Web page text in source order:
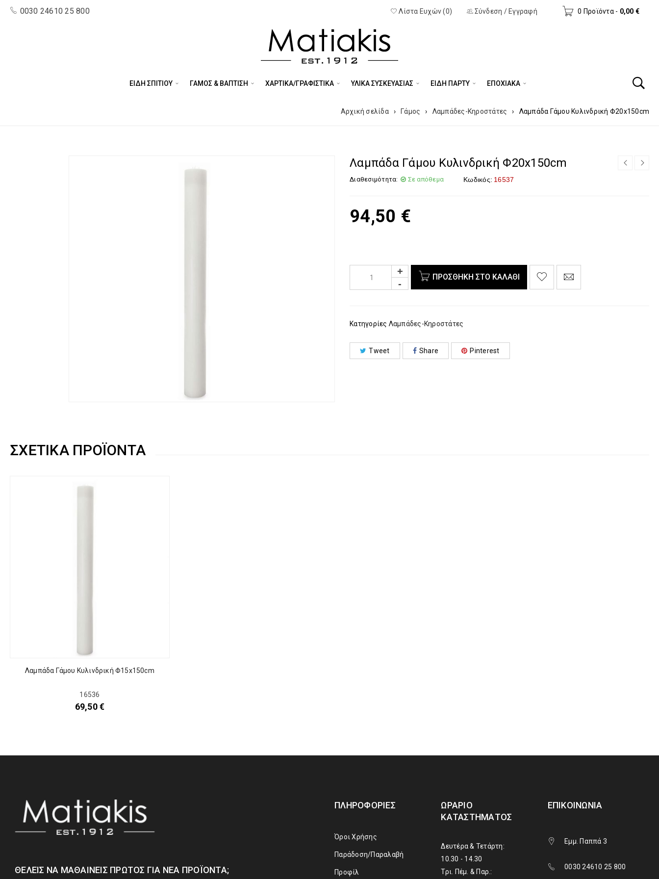
0030 24610 25 800 0 Προϊόντα - 0,00 €
Σύνδεση / Εγγραφή
Λίστα Ευχών (0)
ΕΙΔΗ ΣΠΙΤΙΟΥ ΓΑΜΟΣ & ΒΑΠΤΙΣΗ ΧΑΡΤΙΚΑ/ΓΡΑΦΙΣΤΙΚΑ ΥΛΙΚΑ ΣΥΣΚΕΥΑΣΙΑΣ ΕΊΔΗ ΠΆΡΤΥ ΕΠΟΧΙΑΚΑ
Αρχική σελίδα › Γάμος › Λαμπάδες-Κηροστάτες › Λαμπάδα Γάμου Κυλινδρική Φ20x150cm
Λαμπάδα Γάμου Κυλινδρική Φ20x150cm
Διαθεσιμότητα: Σε απόθεμα Κωδικός: 16537
94,50 €
ΠΡΟΣΘΉΚΗ ΣΤΟ ΚΑΛΆΘΙ
Κατηγορίες Λαμπάδες-Κηροστάτες
Tweet Share Pinterest
ΣΧΕΤΙΚΆ ΠΡΟΪΌΝΤΑ
Λαμπάδα Γάμου Κυλινδρική Φ15x150cm
16536
69,50€
ΘΈΛΕΙΣ ΝΑ ΜΑΘΑΊΝΕΙΣ ΠΡΏΤΟΣ ΓΙΑ ΝΈΑ ΠΡΟΪΌΝΤΑ;
ΠΛΗΡΟΦΟΡΊΕΣ
Όροι Χρήσης
Παράδοση/Παραλαβή
Προφίλ
ΩΡΆΡΙΟ
ΚΑΤΑΣΤΉΜΑΤΟΣ
Δευτέρα & Τετάρτη:
10.30 - 14.30
Τρι. Πέμ. & Παρ.:
ΕΠΙΚΟΙΝΩΝΊΑ
Εμμ. Παππά 3
0030 24610 25 800